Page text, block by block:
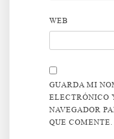
WEB
GUARDA MI
ELECTRÓNICO
NAVEGADOR
QUE COMENTE.